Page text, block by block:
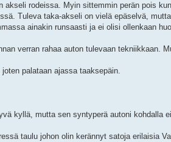
rodeissa. Myin sittemmin perän pois
Tuleva taka-akseli on vielä epäselvä,
ainakin runsaasti ja ei olisi ollenkaan
verran rahaa auton tulevaan tekniikkaan.
palataan ajassa taaksepäin.
kyllä, mutta sen syntyperä autoni kohdalla
taulu johon olin kerännyt satoja erilaisia